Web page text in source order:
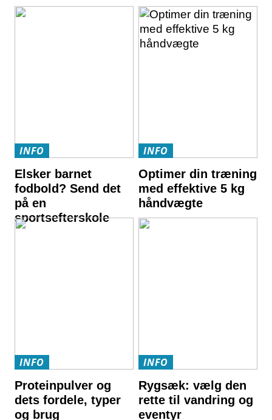
INFO
Elsker barnet
fodbold? Send det
på en
sportsefterskole
INFO
Optimer din træning
med effektive 5 kg
håndvægte
INFO
Proteinpulver og
dets fordele, typer
og brug
INFO
Rygsæk: vælg den
rette til vandring og
eventyr